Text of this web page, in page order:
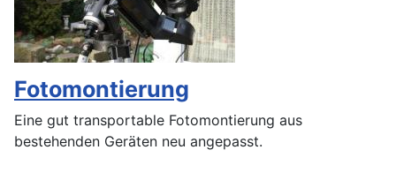
Fotomontierung
Eine gut transportable Fotomontierung aus
bestehenden Geräten neu angepasst.